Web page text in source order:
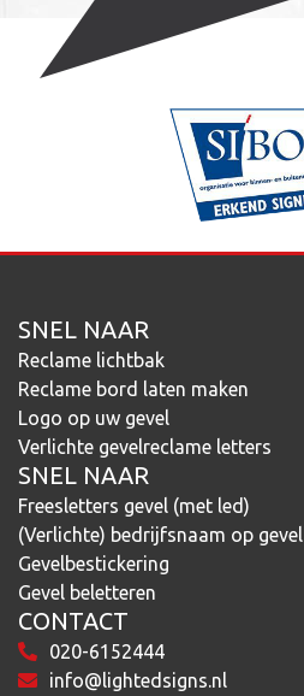
SNEL NAAR
Reclame lichtbak
Reclame bord laten maken
Logo op uw gevel
Verlichte gevelreclame letters
SNEL NAAR
Freesletters gevel (met led)
(Verlichte) bedrijfsnaam op gevel
Gevelbestickering
Gevel beletteren
CONTACT
020-6152444
info@lightedsigns.nl